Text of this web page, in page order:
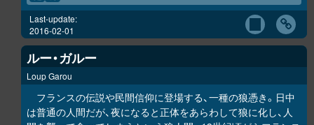
Last-update:
2016-02-01
ルー・ガルー
Loup Garou
フランスの伝説や民間信仰に登場する、一種の狼憑き。日中
は普通の人間だが、夜になると正体をあらわして狼に化し、人